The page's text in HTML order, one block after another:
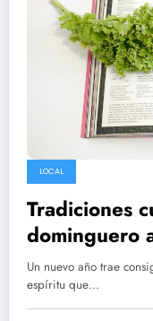
LOCAL
Tradiciones
dominguero
francés
Un nuevo año trae
espíritu que…